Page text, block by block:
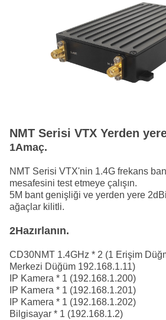
NMT Serisi VTX Yerden
1Amaç.
NMT Serisi VTX'nin 1.4G frekans
mesafesini test etmeye çalışın.
5M bant genişliği ve yerden yere
ağaçlar kilitli.
2Hazırlanın.
CD30NMT 1.4GHz * 2 (1 Erişim
Merkezi Düğüm 192.168.1.11)
IP Kamera * 1 (192.168.1.200)
IP Kamera * 1 (192.168.1.201)
IP Kamera * 1 (192.168.1.202)
Bilgisayar * 1 (192.168.1.2)